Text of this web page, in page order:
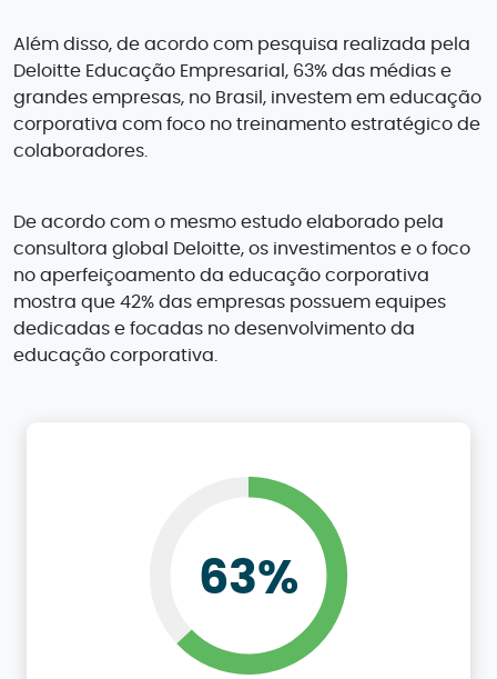
Além disso, de acordo com pesquisa realizada pela
Deloitte Educação Empresarial, 63% das médias e
grandes empresas, no Brasil, investem em educação
corporativa com foco no treinamento estratégico de
colaboradores.
De acordo com o mesmo estudo elaborado pela
consultora global Deloitte, os investimentos e o foco
no aperfeiçoamento da educação corporativa
mostra que 42% das empresas possuem equipes
dedicadas e focadas no desenvolvimento da
educação corporativa.
63%